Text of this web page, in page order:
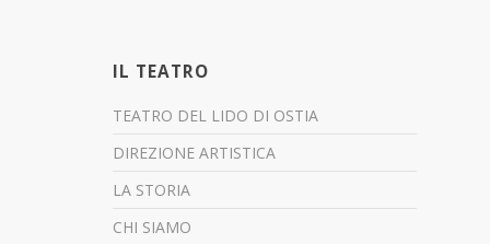
IL TEATRO
TEATRO DEL LIDO DI OSTIA
DIREZIONE ARTISTICA
LA STORIA
CHI SIAMO